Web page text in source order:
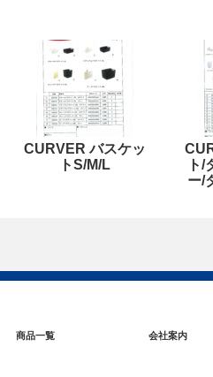
CURVER バスケッ
トS/M/L
ト
ー/
商品一覧 会社案内